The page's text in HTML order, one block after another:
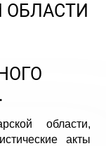
области,
акты